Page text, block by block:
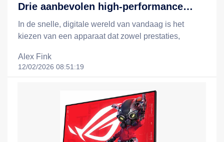
Drie aanbevolen high-performance
apparaten: Redmi Note 14, Redmi
Note 14 Pro 5G en het Xiaomi 15T +
Redmi Pad 2-combinatie
In de snelle, digitale wereld van vandaag is het
kiezen van een apparaat dat zowel prestaties,
prijs biedt, essentieel voor een efficiëntere en
gelukkigere levensstijl. Xiaomi staat bekend om zijn
middel van slimme, kostenefficiënte innovaties breidt
het technologie uit tot het dagelijks leven van
mensen uit alle lagen van de samenleving. In dit
artikel nemen we drie opvallende apparaten onder
Alex Fink
12/02/2026 08:51:19